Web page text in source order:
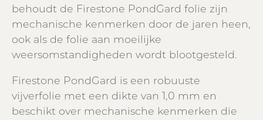
behoudt de Firestone PondGard folie zijn
mechanische kenmerken door de jaren heen,
ook als de folie aan moeilijke
weersomstandigheden wordt blootgesteld.
Firestone PondGard is een robuuste
vijverfolie met een dikte van 1,0 mm en
beschikt over mechanische kenmerken die